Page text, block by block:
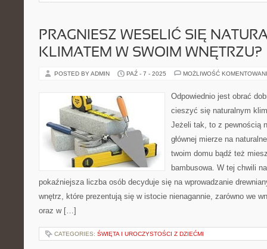
PRAGNIESZ WESELIĆ SIĘ
KLIMATEM W SWOIM WNĘTRZU?
POSTED BY ADMIN PAŹ - 7 - 2025 MOŻLIWOŚĆ
Odpowiednio jest obrać
cieszyć się naturalnym
Jeżeli tak, to z pewnością
głównej mierze na
twoim domu bądź też
bambusowa. W tej chwili
pokaźniejsza liczba osób decyduje się na wprowadzanie
wnętrz, które prezentują się w istocie nienagannie, zarówno we
oraz w […]
CATEGORIES: ŚWIĘTA I UROCZYSTOŚCI Z DZIEĆMI